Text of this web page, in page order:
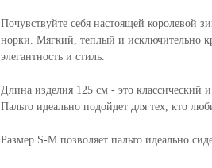
Почувствуйте себя настоящей королевой
норки. Мягкий, теплый и исключительно
элегантность и стиль.
Длина изделия 125 см - это классический
Пальто идеально подойдет для тех, кто
Размер S-M позволяет пальто идеально